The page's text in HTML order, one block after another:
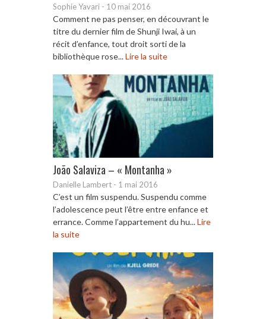
Sophie Yavari - 10 mai 2016
Comment ne pas penser, en découvrant le
titre du dernier film de Shunji Iwai, à un
récit d’enfance, tout droit sorti de la
bibliothèque rose...Lire la suite
João Salaviza – « Montanha »
Danielle Lambert - 1 mai 2016
C’est un film suspendu. Suspendu comme
l’adolescence peut l’être entre enfance et
errance. Comme l’appartement du hu...Lire
la suite